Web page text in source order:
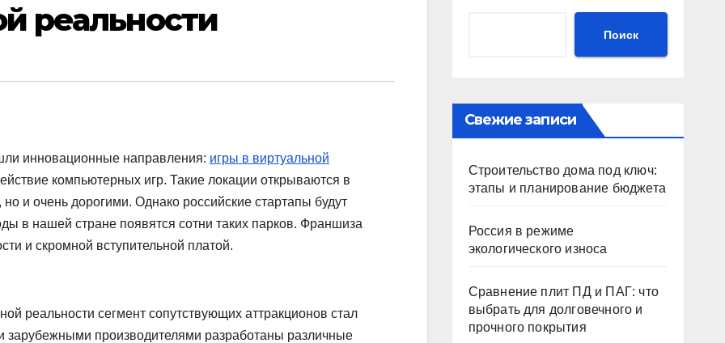
реальности
инновационные направления: игры в виртуальной
компьютерных игр. Такие локации открываются в
и очень дорогими. Однако российские стартапы будут
в нашей стране появятся сотни таких парков. Франшиза
и скромной вступительной платой.
реальности сегмент сопутствующих аттракционов стал
зарубежными производителями разработаны различные
Поиск
Свежие записи
Строительство дома под ключ:
этапы и планирование бюджета
Россия в режиме
экологического износа
Сравнение плит ПД и ПАГ: что
выбрать для долговечного и
прочного покрытия